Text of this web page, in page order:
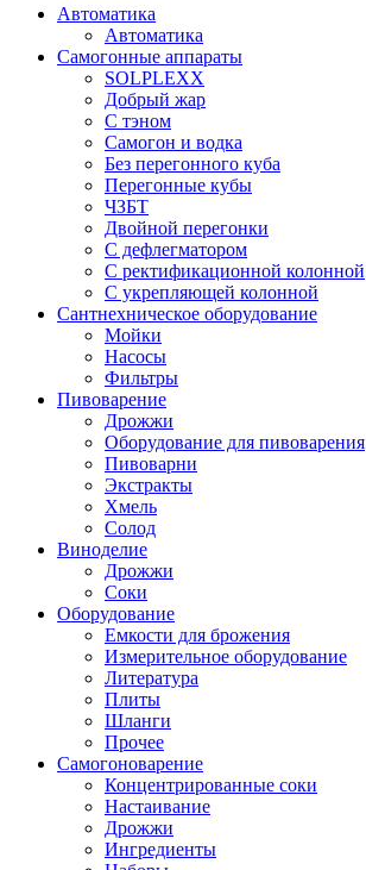
Автоматика
Автоматика
Самогонные аппараты
SOLPLEXX
Добрый жар
С тэном
Самогон и водка
Без перегонного куба
Перегонные кубы
ЧЗБТ
Двойной перегонки
С дефлегматором
С ректификационной колонной
С укрепляющей колонной
Сантнехническое оборудование
Мойки
Насосы
Фильтры
Пивоварение
Дрожжи
Оборудование для пивоварения
Пивоварни
Экстракты
Хмель
Солод
Виноделие
Дрожжи
Соки
Оборудование
Емкости для брожения
Измерительное оборудование
Литература
Плиты
Шланги
Прочее
Самогоноварение
Концентрированные соки
Настаивание
Дрожжи
Ингредиенты